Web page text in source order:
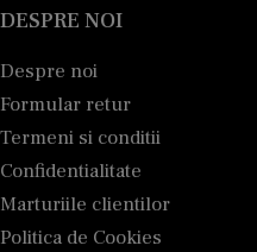
DESPRE NOI
Despre noi
Formular retur
Termeni si conditii
Confidentialitate
Marturiile clientilor
Politica de Cookies